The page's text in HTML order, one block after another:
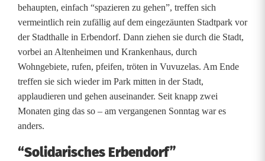
h
e
s
E
r
b
e
behaupten, einfach “spazieren zu gehen”, treffen sich
vermeintlich rein zufällig auf dem eingezäunten Stadtpark vor
der Stadthalle in Erbendorf. Dann ziehen sie durch die Stadt,
vorbei an Altenheimen und Krankenhaus, durch
Wohngebiete, rufen, pfeifen, tröten in Vuvuzelas. Am Ende
treffen sie sich wieder im Park mitten in der Stadt,
applaudieren und gehen auseinander. Seit knapp zwei
Monaten ging das so – am vergangenen Sonntag war es
anders.
“Solidarisches Erbendorf”